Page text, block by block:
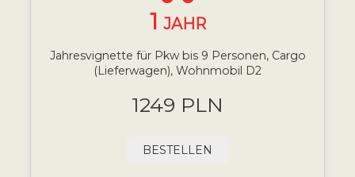
1 JAHR
Jahresvignette für Pkw bis 9 Personen, Cargo
(Lieferwagen), Wohnmobil D2
1249 PLN
BESTELLEN